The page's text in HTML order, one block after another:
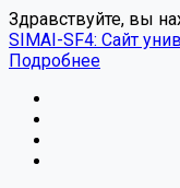
Здравствуйте, вы
SIMAI-SF4: Сайт
Подробнее